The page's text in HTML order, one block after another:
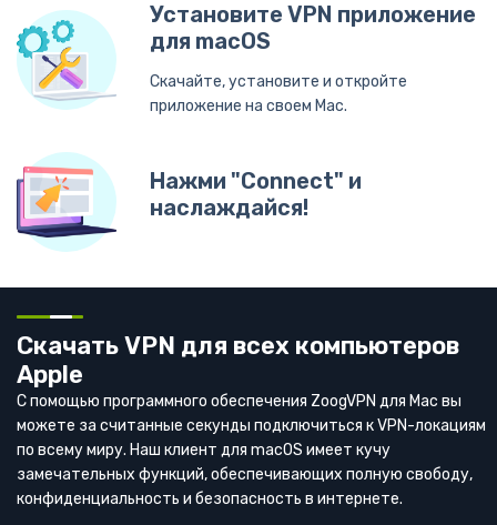
Установите VPN приложение
для macOS
Скачайте, установите и откройте
приложение на своем Mac.
Нажми "Connect" и
наслаждайся!
Скачать VPN для всех компьютеров
Apple
С помощью программного обеспечения ZoogVPN для Mac вы
можете за считанные секунды подключиться к VPN-локациям
по всему миру. Наш клиент для macOS имеет кучу
замечательных функций, обеспечивающих полную свободу,
конфиденциальность и безопасность в интернете.